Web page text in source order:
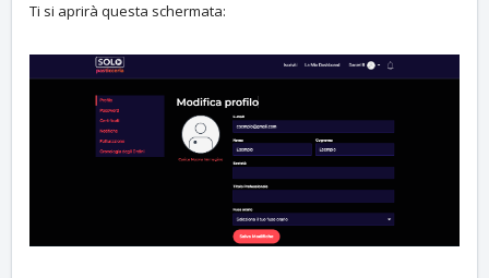
Ti si aprirà questa schermata: